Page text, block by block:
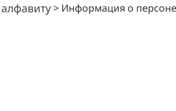
> Информация о персоне